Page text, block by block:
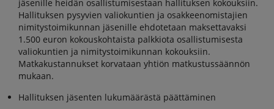
jäsenille heidän osallistumisestaan hallituksen kokouksiin.
Hallituksen pysyvien valiokuntien ja osakkeenomistajien
nimitystoimikunnan jäsenille ehdotetaan maksettavaksi
1.500 euron kokouskohtaista palkkiota osallistumisesta
valiokuntien ja nimitystoimikunnan kokouksiin.
Matkakustannukset korvataan yhtiön matkustussäännön
mukaan.
Hallituksen jäsenten lukumäärästä päättäminen